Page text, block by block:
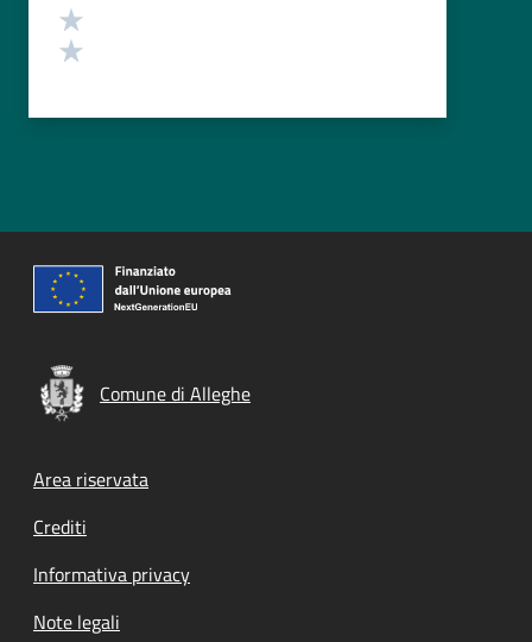
Comune di Alleghe
Footer menu
Area riservata
Crediti
Informativa privacy
Note legali